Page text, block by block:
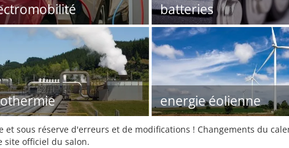
batteries
energie éolienne
et sous réserve d'erreurs et de modifications ! Changements du
site officiel du salon.